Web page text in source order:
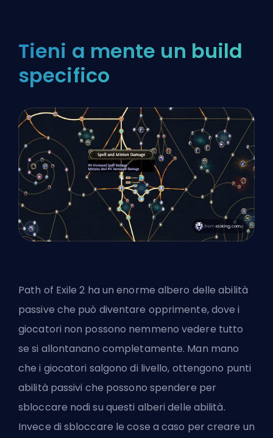
Tieni a mente un build
specifico
Path of Exile 2 ha un enorme albero delle abilità
passive che può diventare opprimente, dove i
giocatori non possono nemmeno vedere tutto
se si allontanano completamente. Man mano
che i giocatori salgono di livello, ottengono punti
abilità passivi che possono spendere per
sbloccare nodi su questi alberi delle abilità.
Invece di sbloccare le cose a caso per creare un